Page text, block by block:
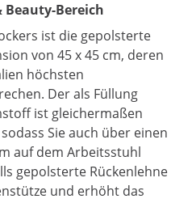
Bereich
ist die gepolsterte
von 45 x 45 cm, deren
höchsten
Der als Füllung
ist gleichermaßen
Sie auch über einen
auf dem Arbeitsstuhl
gepolsterte Rückenlehne
und erhöht das